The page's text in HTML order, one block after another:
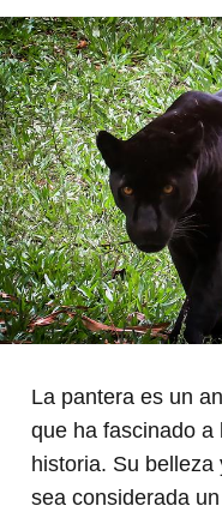
La pantera es un
que ha fascinado a
historia. Su
sea considerada